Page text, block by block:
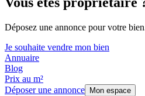
Déposez une annonce pour votre
Je souhaite vendre mon bien
Annuaire
Blog
Prix au m²
Déposer une annonce
Mon espace